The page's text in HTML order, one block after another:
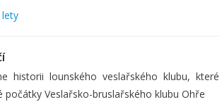
historii lounského veslařského klubu, které
počátky Veslařsko-bruslařského klubu Ohře